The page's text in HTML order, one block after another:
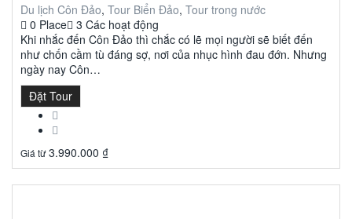
Du lịch Côn Đảo, Tour Biển Đảo, Tour trong nước
0 Place 3 Các hoạt động
Khi nhắc đến Côn Đảo thì chắc có lẽ mọi người sẽ biết đến
như chốn cầm tù đáng sợ, nơi của nhục hình đau đớn. Nhưng
ngày nay Côn…
Đặt Tour
Giá từ 3.990.000 ₫